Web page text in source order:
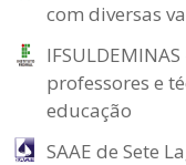
com diversas
professores e
educação
SAAE de Sete